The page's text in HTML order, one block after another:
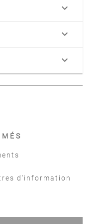
keyboard_arrow_down
keyboard_arrow_down
keyboard_arrow_down
d'information